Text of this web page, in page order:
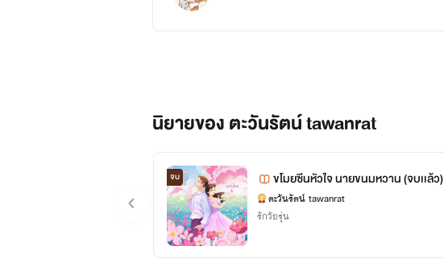
นิยายของ ตะวันรัตน์ tawanrat
จบ ขโมยซีนหัวใจ นายขนมหวาน (จบเเล้ว)
ตะวันรัตน์ tawanrat
รักวัยรุ่น